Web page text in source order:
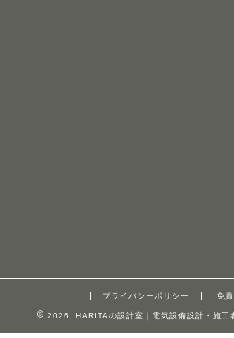
プライバシーポリシー 免
2026 HARITAの設計室｜電気設備設計・施工